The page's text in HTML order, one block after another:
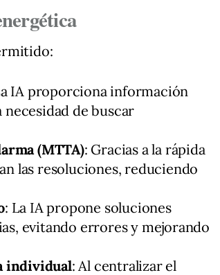
IA proporciona información
de buscar
(MTTA): Gracias a la rápida
las resoluciones, reduciendo
: La IA propone soluciones
evitando errores y mejorando
individual: Al centralizar el